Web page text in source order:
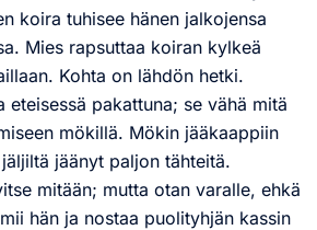
koira tuhisee hänen jalkojensa
Mies rapsuttaa koiran kylkeä
Kohta on lähdön hetki.
eteisessä pakattuna; se vähä mitä
mökillä. Mökin jääkaappiin
jäänyt paljon tähteitä.
mitään; mutta otan varalle, ehkä
hän ja nostaa puolityhjän kassin